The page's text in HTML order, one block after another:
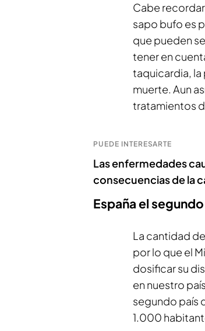
Cabe
sapo bufo es
que pueden
tener en
taquicardia,
muerte. Aun
tratamientos
PUEDE INTERESARTE
Las enfermedades
consecuencias de la
España el
La cantidad de
por lo que el
dosificar su
en nuestro
segundo país
1.000